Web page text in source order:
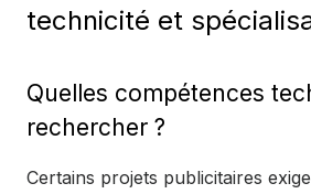
technicité et
Quelles compétences
rechercher ?
Certains projets publicitaires